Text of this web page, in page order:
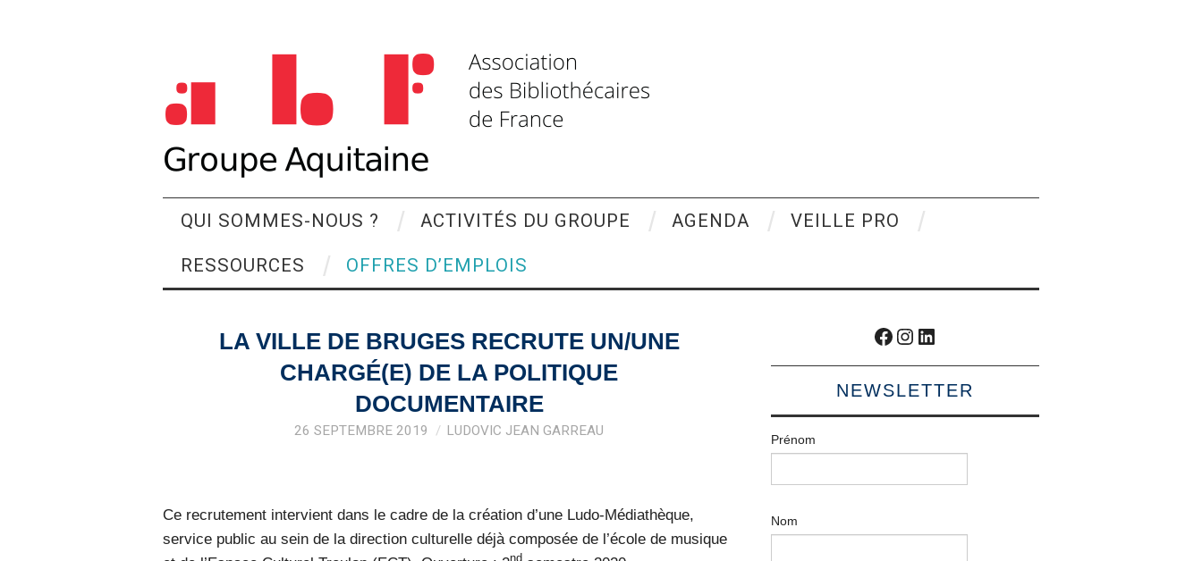
QUI SOMMES-NOUS ? ACTIVITÉS DU GROUPE AGENDA VEILLE PRO
RESSOURCES OFFRES D’EMPLOIS
LA VILLE DE BRUGES RECRUTE UN/UNE
CHARGÉ(E) DE LA POLITIQUE
DOCUMENTAIRE
26 SEPTEMBRE 2019 LUDOVIC JEAN GARREAU
Ce recrutement intervient dans le cadre de la création d’une Ludo-Médiathèque,
service public au sein de la direction culturelle déjà composée de l’école de musique
nd
Facebook
Instagram
LinkedIn
NEWSLETTER
Prénom
Nom